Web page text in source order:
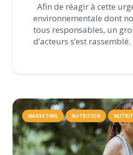
Afin de réagir à cette
environnementale dont
tous responsables, un
d’acteurs s’est
MARKETING NUTRITION